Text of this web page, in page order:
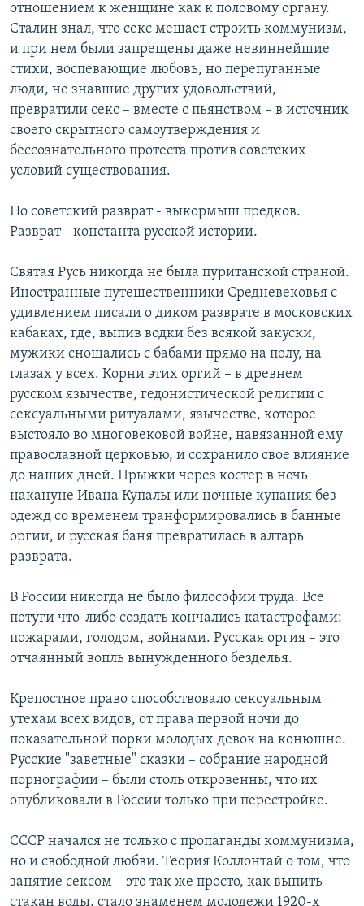
отношением к женщине как к половому органу.
Сталин знал, что секс мешает строить коммунизм,
и при нем были запрещены даже невиннейшие
стихи, воспевающие любовь, но перепуганные
люди, не знавшие других удовольствий,
превратили секс – вместе с пьянством – в источник
своего скрытного самоутверждения и
бессознательного протеста против советских
условий существования.
Но советский разврат - выкормыш предков.
Разврат - константа русской истории.
Святая Русь никогда не была пуританской страной.
Иностранные путешественники Средневековья с
удивлением писали о диком разврате в московских
кабаках, где, выпив водки без всякой закуски,
мужики сношались с бабами прямо на полу, на
глазах у всех. Корни этих оргий – в древнем
русском язычестве, гедонистической религии с
сексуальными ритуалами, язычестве, которое
выстояло во многовековой войне, навязанной ему
православной церковью, и сохранило свое влияние
до наших дней. Прыжки через костер в ночь
накануне Ивана Купалы или ночные купания без
одежд со временем транформировались в банные
оргии, и русская баня превратилась в алтарь
разврата.
В России никогда не было философии труда. Все
потуги что-либо создать кончались катастрофами:
пожарами, голодом, войнами. Русская оргия – это
отчаянный вопль вынужденного безделья.
Крепостное право способствовало сексуальным
утехам всех видов, от права первой ночи до
показательной порки молодых девок на конюшне.
Русские "заветные" сказки – собрание народной
порнографии – были столь откровенны, что их
опубликовали в России только при перестройке.
СССР начался не только с пропаганды коммунизма,
но и свободной любви. Теория Коллонтай о том, что
занятие сексом – это так же просто, как выпить
стакан воды, стало знаменем молодежи 1920-х